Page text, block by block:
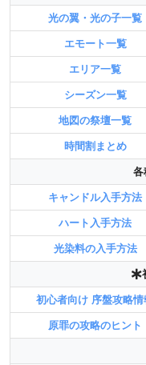
光の翼・光の子一覧
エモート一覧
エリア一覧
シーズン一覧
地図の祭壇一覧
時間割まとめ
各
キャンドル入手方法
ハート入手方法
光染料の入手方法
初心者向け 序盤攻略情
原罪の攻略のヒント